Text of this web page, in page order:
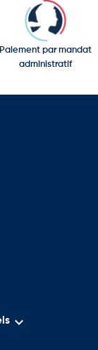
Paiement par mandat
administratif
